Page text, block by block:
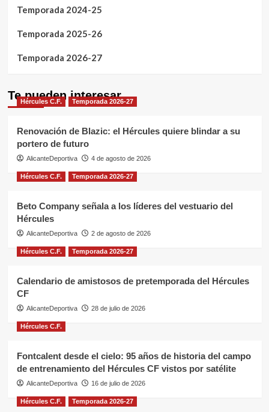
Temporada 2024-25
Temporada 2025-26
Temporada 2026-27
Te pueden interesar
Hércules C.F. Temporada 2026-27
Renovación de Blazic: el Hércules quiere blindar a su
portero de futuro
AlicanteDeportiva 4 de agosto de 2026
Hércules C.F. Temporada 2026-27
Beto Company señala a los líderes del vestuario del
Hércules
AlicanteDeportiva 2 de agosto de 2026
Hércules C.F. Temporada 2026-27
Calendario de amistosos de pretemporada del Hércules
CF
AlicanteDeportiva 28 de julio de 2026
Hércules C.F.
Fontcalent desde el cielo: 95 años de historia del campo
de entrenamiento del Hércules CF vistos por satélite
AlicanteDeportiva 16 de julio de 2026
Hércules C.F. Temporada 2026-27